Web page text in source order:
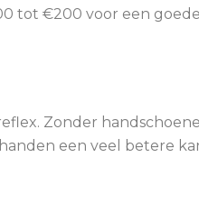
tot €200 voor een
Zonder
een veel betere